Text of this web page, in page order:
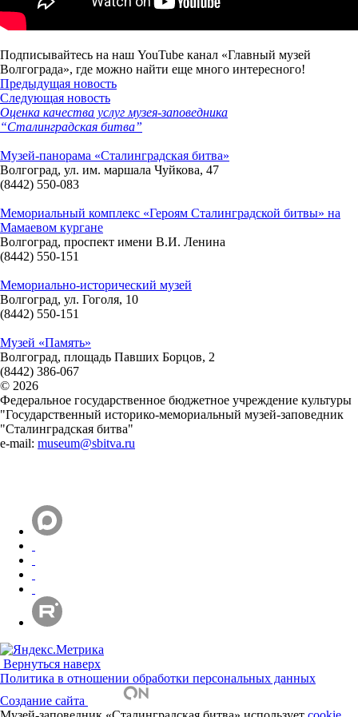
Подписывайтесь на наш YouTube канал «Главный музей
Волгограда», где можно найти еще много интересного!
Предыдущая новость
Следующая новость
Оценка качества услуг музея-заповедника
“Сталинградская битва”
Музей-панорама «Сталинградская битва»
Волгоград, ул. им. маршала Чуйкова, 47
(8442) 550-083
Мемориальный комплекс «Героям Сталинградской битвы» на
Мамаевом кургане
Волгоград, проспект имени В.И. Ленина
(8442) 550-151
Мемориально-исторический музей
Волгоград, ул. Гоголя, 10
(8442) 550-151
Музей «Память»
Волгоград, площадь Павших Борцов, 2
(8442) 386-067
© 2026
Федеральное государственное бюджетное учреждение культуры
"Государственный историко-мемориальный музей-заповедник
"Сталинградская битва"
e-mail: museum@sbitva.ru
Вернуться наверх
Политика в отношении обработки персональных данных
Создание сайта